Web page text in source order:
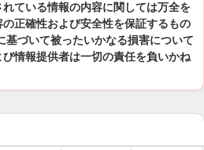
ている情報の内容に関しては万全を
正確性および安全性を保証するもの
基づいて被ったいかなる損害について
情報提供者は一切の責任を負いかね